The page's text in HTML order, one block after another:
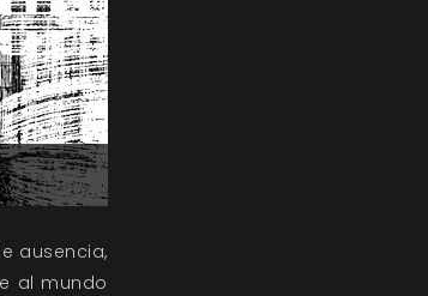
ausencia,
al mundo